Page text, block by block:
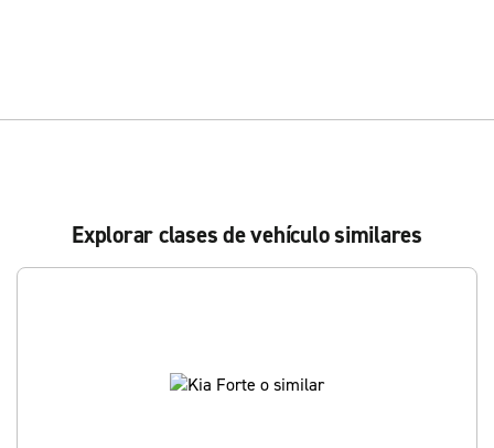
Explorar clases de vehículo similares